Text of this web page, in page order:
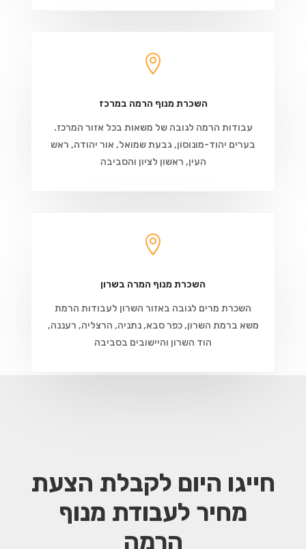

השכרת מנוף הרמה במרכז
עבודות הרמה לגובה של משאות בכל אזור המרכז.
בערים יהוד-מונוסון, גבעת שמואל, אור יהודה, ראש
העין, ראשון לציון והסביבה

השכרת מנוף המרה בשרון
השכרת מרים לגובה באזור השרון לעבודות הרמת
משא ברמת השרון, כפר סבא, נתניה, הרצליה, רעננה,
הוד השרון והיישובים בסביבה
חייגו היום לקבלת הצעת
מחיר לעבודת מנוף
הרמה